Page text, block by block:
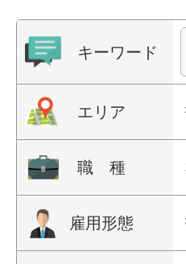
キーワード
エリア
職 種
雇用形態